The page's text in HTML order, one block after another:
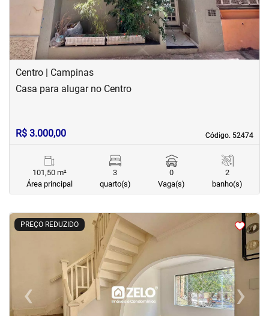
Centro | Campinas
Código. 52474
Código. 52474
Casa para alugar no Centro
R$ 3.000,00
101,50 m²
Área principal
3
quarto(s)
0
Vaga(s)
2
banho(s)
PREÇO REDUZIDO
< <<<
‹
Previous ›Next